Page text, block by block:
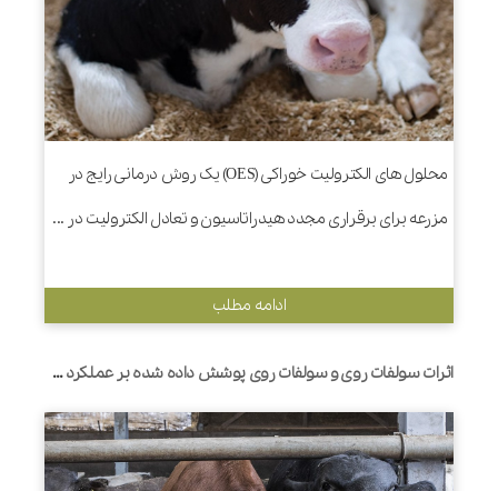
محلول های الکترولیت خوراکی (OES) یک روش درمانی رایج در
مزرعه برای برقراری مجدد هیدراتاسیون و تعادل الکترولیت در ...
ادامه مطلب
اثرات سولفات روی و سولفات روی پوشش داده شده بر عملکرد شیردهی، هضم مواد مغذی و تخمیر شکمبه گاوهای شیری هلشتاین